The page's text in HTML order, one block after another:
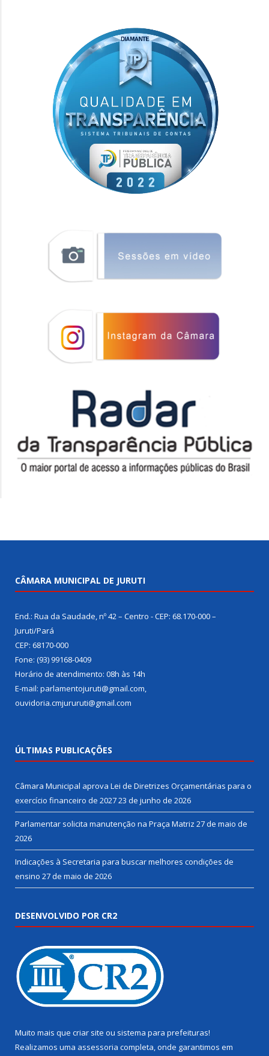
CÂMARA MUNICIPAL DE JURUTI
End.: Rua da Saudade, nº 42 – Centro - CEP: 68.170-000 –
Juruti/Pará
CEP: 68170-000
Fone: (93) 99168-0409
Horário de atendimento: 08h às 14h
E-mail: parlamentojuruti@gmail.com,
ouvidoria.cmjururuti@gmail.com
ÚLTIMAS PUBLICAÇÕES
Câmara Municipal aprova Lei de Diretrizes Orçamentárias para o
exercício financeiro de 202723 de junho de 2026
Parlamentar solicita manutenção na Praça Matriz 27 de maio de
2026
Indicações à Secretaria para buscar melhores condições de
ensino 27 de maio de 2026
DESENVOLVIDO POR CR2
Muito mais que criar site ou sistema para prefeituras!
Realizamos uma assessoria completa, onde garantimos em